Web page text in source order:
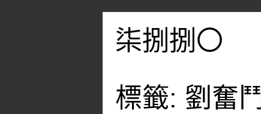
柒捌捌〇
標籤: 劉奮鬥